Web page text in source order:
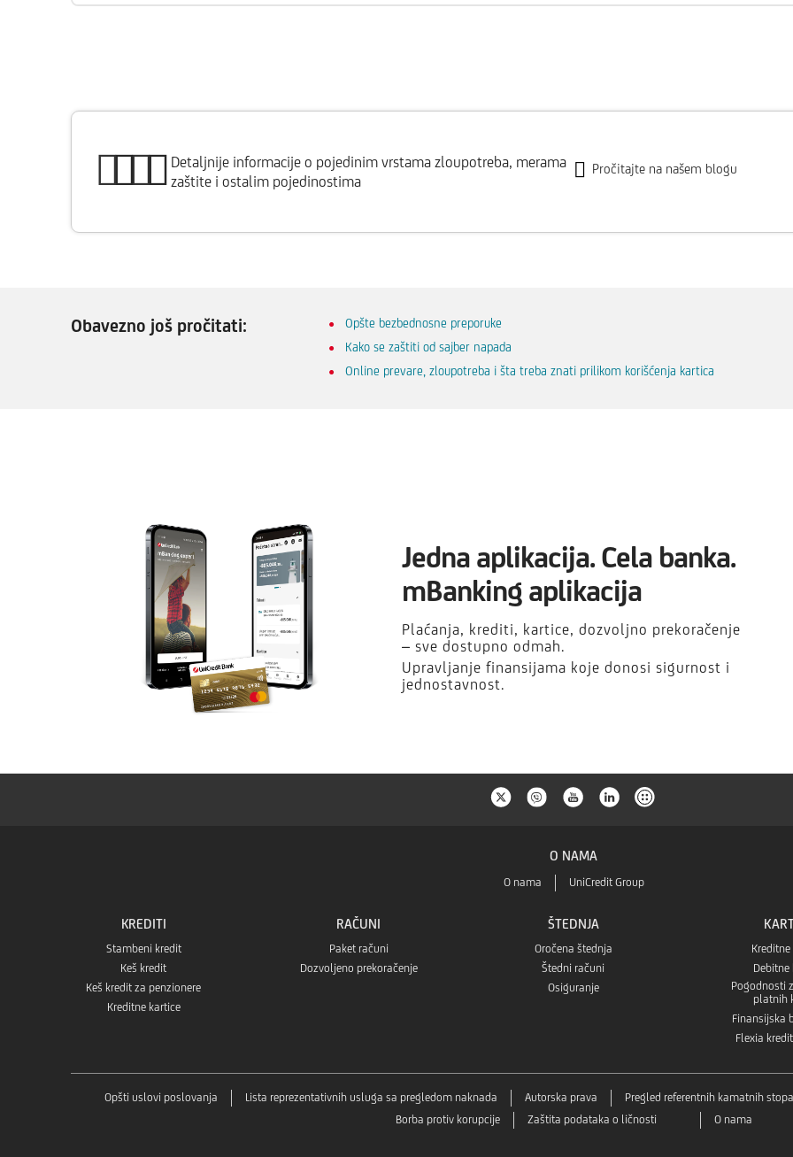
Detaljnije informacije o pojedinim vrstama zloupotreba, merama
zaštite i ostalim pojedinostima
Pročitajte na našem blogu
Obavezno još pročitati:
Opšte bezbednosne preporuke
Kako se zaštiti od sajber napada
Online prevare, zloupotreba i šta treba znati prilikom korišćenja kartica
Jedna aplikacija. Cela banka.
mBanking aplikacija
Plaćanja, krediti, kartice, dozvoljno prekoračenje
– sve dostupno odmah.
Upravljanje finansijama koje donosi sigurnost i
jednostavnost.
O NAMA
O nama UniCredit Group
KREDITI
Stambeni kredit
Keš kredit
Keš kredit za penzionere
Kreditne kartice
RAČUNI
Paket računi
Dozvoljeno prekoračenje
ŠTEDNJA
Oročena štednja
Štedni računi
Osiguranje
Debitne
Pogodnosti
platnih
Finansijska
Flexia
Opšti uslovi poslovanja Lista reprezentativnih usluga sa pregledom naknada Autorska prava
Pregled referentnih kamatnih stopa
Borba protiv korupcije
Zaštita podataka o ličnosti O nama